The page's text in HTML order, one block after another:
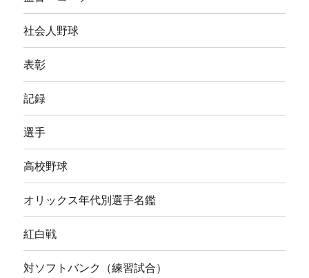
社会人野球
表彰
記録
選手
高校野球
オリックス年代別選手名鑑
紅白戦
対ソフトバンク（練習試合）